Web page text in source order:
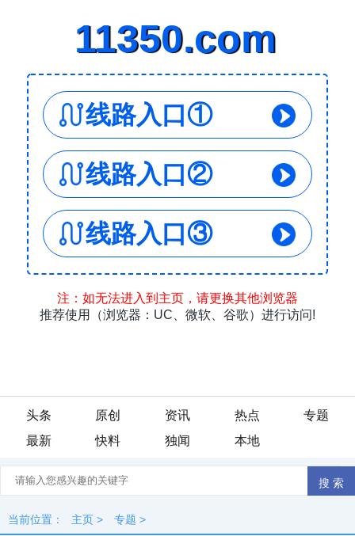
头条 原创 资讯 热点
专题
最新
快料 独闻 本地
当前位置： 主页 > 专题 >